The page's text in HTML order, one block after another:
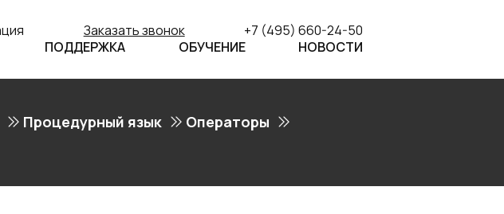
Заказать звонок
+7 (495) 660-24-50
ПОДДЕРЖКА ОБУЧЕНИЕ НОВОСТИ
Процедурный язык
Операторы